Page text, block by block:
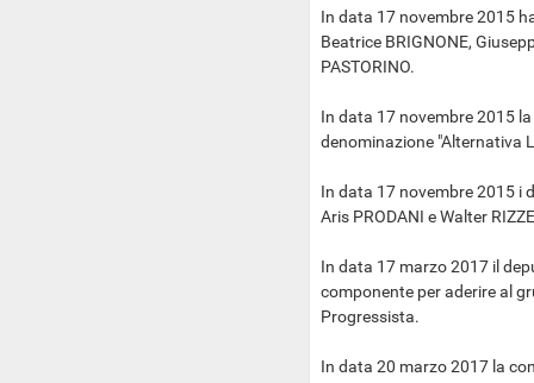
In data 17 novembre 2015
Beatrice BRIGNONE,
PASTORINO.
In data 17 novembre 2015
denominazione "Alternativa
In data 17 novembre 2015 i
Aris PRODANI e Walter
In data 17 marzo 2017 il
componente per aderire al
Progressista.
In data 20 marzo 2017 la